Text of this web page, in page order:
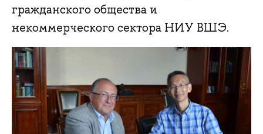
гражданского общества и
некоммерческого сектора НИУ ВШЭ.